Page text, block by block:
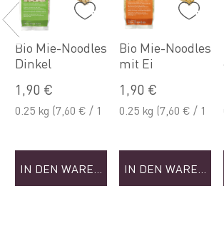
Bio Mie-Noodles
Dinkel
1,90 €
0.25 kg (7,60 € / 1
IN DEN WARENKORB
Bio Mie-Noodles
mit Ei
1,90 €
0.25 kg (7,60 € / 1
IN DEN